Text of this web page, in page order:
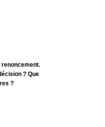
renoncement.
? Que
?